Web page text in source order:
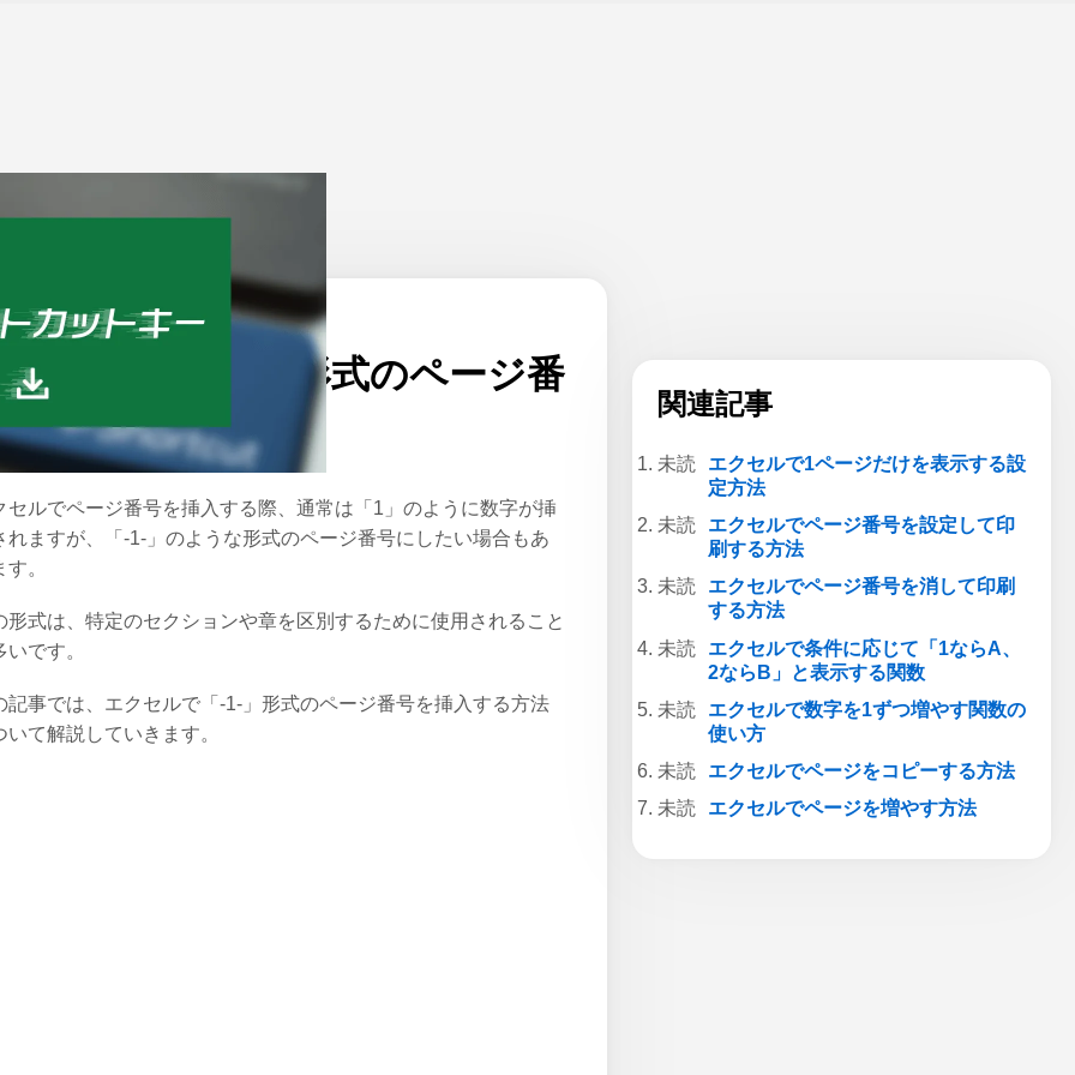
ム > Excel 公開日：2024/07/26
クセルで「-1-」形式のページ番
挿入する方法
セルでページ番号を挿入する際、通常は「1」のように数字が挿
れますが、「-1-」のような形式のページ番号にしたい場合もあ
す。
形式は、特定のセクションや章を区別するために使用されること
いです。
記事では、エクセルで「-1-」形式のページ番号を挿入する方法
いて解説していきます。
関連記事
エクセルで1ページだけを表示する設
定方法
エクセルでページ番号を設定して印
刷する方法
エクセルでページ番号を消して印刷
する方法
エクセルで条件に応じて「1ならA、
2ならB」と表示する関数
エクセルで数字を1ずつ増やす関数の
使い方
エクセルでページをコピーする方法
エクセルでページを増やす方法